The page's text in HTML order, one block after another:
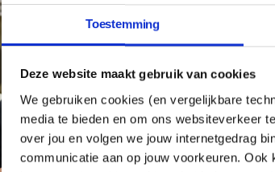
Toestemming
Deze website maakt gebruik van cookies
We gebruiken cookies (en vergelijkbare
media te bieden en om ons websiteverkeer
over jou en volgen we jouw internetgedrag
communicatie aan op jouw voorkeuren.